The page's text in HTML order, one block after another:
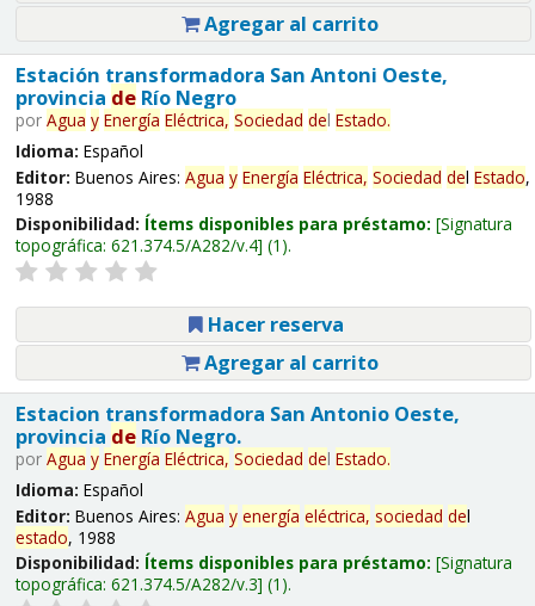
Agregar al carrito
Estación transformadora San Antoni Oeste,
provincia deRío Negro
por Agua y Energía Eléctrica, Sociedad del Estado.
Idioma: Español
Editor: Buenos Aires: Agua y Energía Eléctrica, Sociedad del Estado,
1988
Disponibilidad: Ítems disponibles para préstamo: Signatura
topográfica: 621.374.5/A282/v.4 (1).
Hacer reserva
Agregar al carrito
Estacion transformadora San Antonio Oeste,
provincia deRío Negro.
por Agua y Energía Eléctrica, Sociedad del Estado.
Idioma: Español
Editor: Buenos Aires: Agua y energía eléctrica, sociedad del
estado, 1988
Disponibilidad: Ítems disponibles para préstamo: Signatura
topográfica: 621.374.5/A282/v.3 (1).